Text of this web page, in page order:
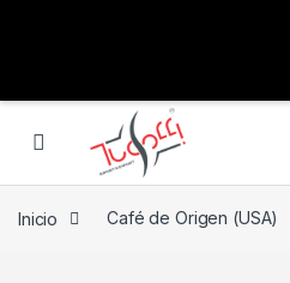
Inicio Café de Origen (USA)